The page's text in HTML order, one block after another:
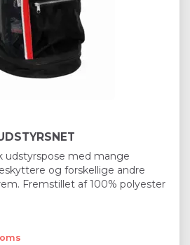
udstyrspose med mange
og forskellige andre
Fremstillet af 100% polyester